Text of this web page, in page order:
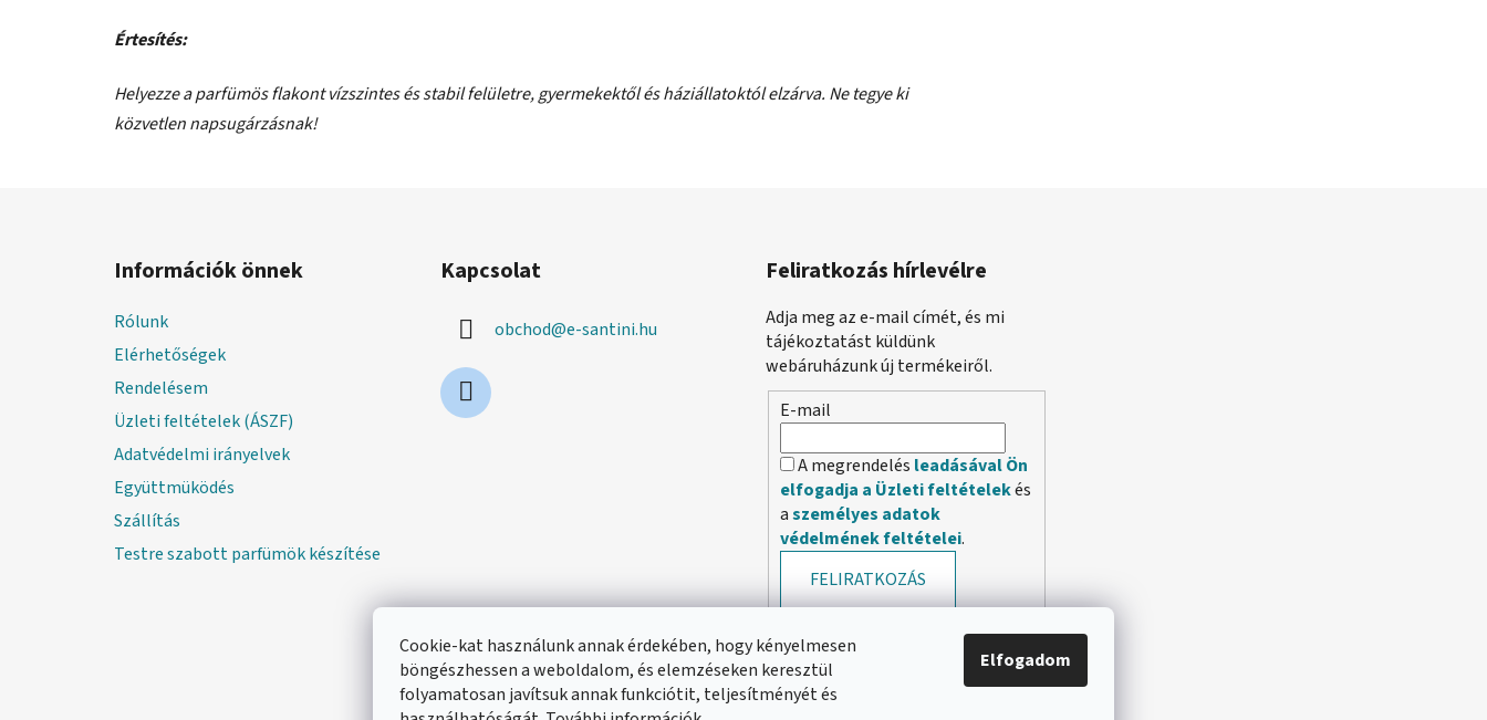
Cookie-kat használunk annak érdekében, hogy kényelmesen
böngészhessen a weboldalom, és elemzéseken keresztül
folyamatosan javítsuk annak funkciótit, teljesítményét és
Elfogadom
Értesítés:
Helyezze a parfümös flakont vízszintes és stabil felületre, gyermekektől és háziállatoktól elzárva. Ne tegye ki
közvetlen napsugárzásnak!
Információk önnek
Rólunk
Elérhetőségek
Rendelésem
Üzleti feltételek (ÁSZF)
Adatvédelmi irányelvek
Együttmüködés
Szállítás
Testre szabott parfümök készítése
Kapcsolat
obchod@e-santini.hu
Feliratkozás hírlevélre
Adja meg az e-mail címét, és mi
tájékoztatást küldünk
webáruházunk új termékeiről.
E-mail
A megrendelés leadásával Ön
elfogadja a Üzleti feltételekés
aszemélyes adatok
védelmének feltételei.
FELIRATKOZÁS